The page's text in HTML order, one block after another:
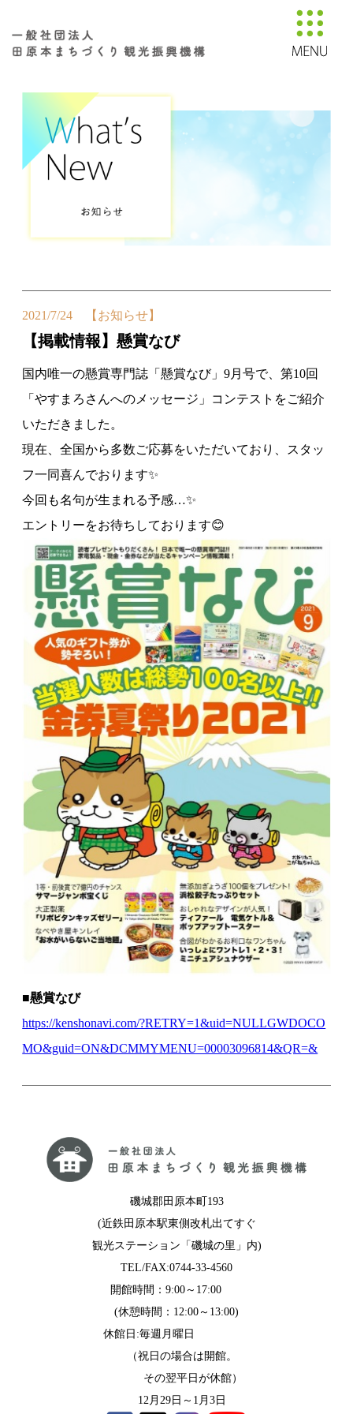
2021/7/24 【お知らせ】
【掲載情報】懸賞なび
国内唯一の懸賞専門誌「懸賞なび」9月号で、第10回
「やすまろさんへのメッセージ」コンテストをご紹介
いただきました。
現在、全国から多数ご応募をいただいており、スタッ
フ一同喜んでおります✨
今回も名句が生まれる予感…✨
エントリーをお待ちしております😊
■懸賞なび
https://kenshonavi.com/?RETRY=1&uid=NULLGWDOCO
MO&guid=ON&DCMMYMENU=00003096814&QR=&
磯城郡田原本町193
(近鉄田原本駅東側改札出てすぐ
観光ステーション「磯城の里」内)
TEL/FAX:0744-33-4560
開館時間：9:00～17:00
(休憩時間：12:00～13:00)
休館日:毎週月曜日
（祝日の場合は開館。
その翌平日が休館）
12月29日～1月3日